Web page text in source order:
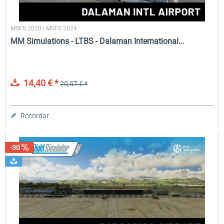
25,37 € * 18,25 € *
MSFS 2020 | MSFS 2024
MM Simulations - LTBS - Dalaman International...
14,40 € *20,57 € *
Recordar
-30